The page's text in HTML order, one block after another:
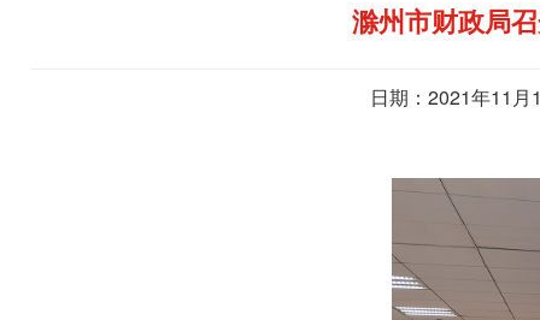
滁州市财政局
日期：2021年11